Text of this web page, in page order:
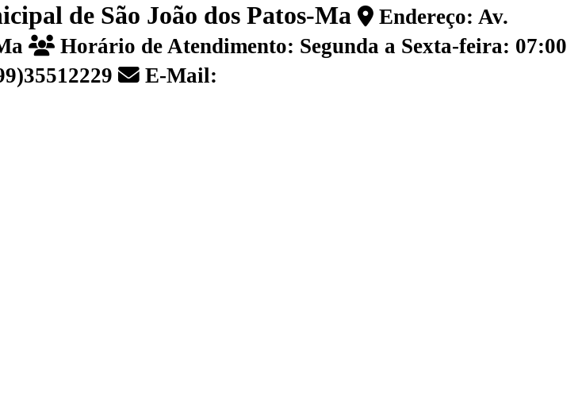
de São João dos Patos-Ma
Endereço: Av.
Horário de Atendimento: Segunda a Sexta-feira: 07:00
E-Mail: